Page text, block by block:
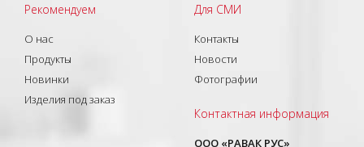
Рекомендуем
О нас
Продукты
Новинки
Изделия под заказ
Для СМИ
Контакты
Новости
Фотографии
Контактная информация
ООО «РАВАК РУС»